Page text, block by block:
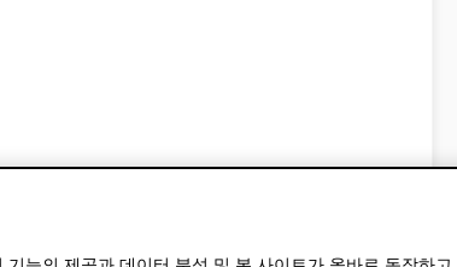
에서 자신의 활동을 발견하고 연결하는